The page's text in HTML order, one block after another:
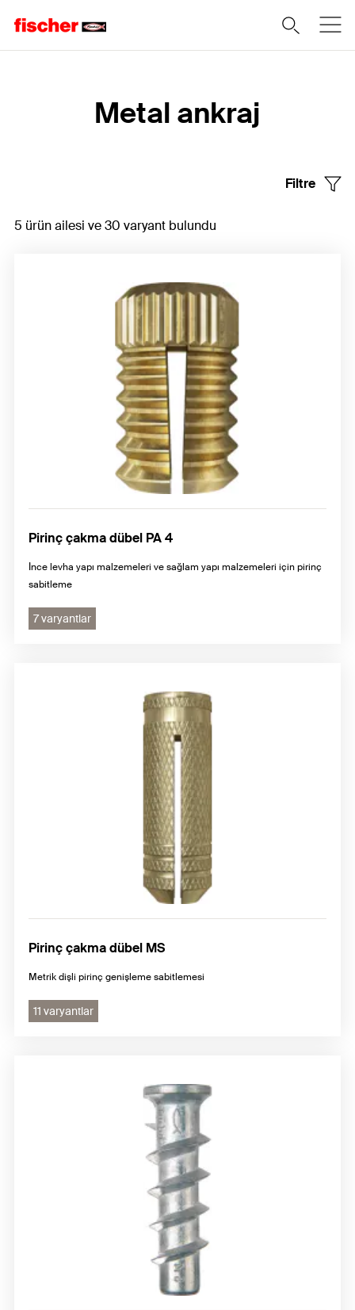
Metal ankraj
Filtre
5 ürün ailesi ve 30 varyant bulundu
Pirinç çakma dübel PA 4
İnce levha yapı malzemeleri ve sağlam yapı malzemeleri için pirinç
sabitleme
7 varyantlar
Pirinç çakma dübel MS
Metrik dişli pirinç genişleme sabitlemesi
11 varyantlar